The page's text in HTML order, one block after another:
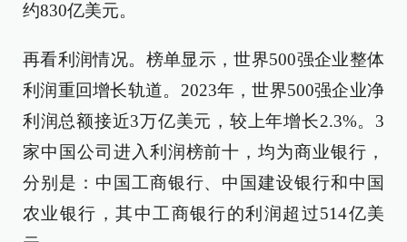
约830亿美元。
再看利润情况。榜单显示，世界500强企业整体
利润重回增长轨道。2023年，世界500强企业净
利润总额接近3万亿美元，较上年增长2.3%。3
家中国公司进入利润榜前十，均为商业银行，
分别是：中国工商银行、中国建设银行和中国
农业银行，其中工商银行的利润超过514亿美